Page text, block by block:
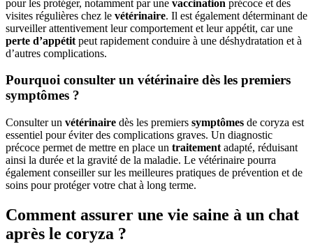
pour les protéger, notamment par une vaccination précoce et des
visites régulières chez le vétérinaire. Il est également déterminant de
surveiller attentivement leur comportement et leur appétit, car une
perte d’appétit peut rapidement conduire à une déshydratation et à
d’autres complications.
Pourquoi consulter un vétérinaire dès les premiers
symptômes ?
Consulter un vétérinaire dès les premiers symptômes de coryza est
essentiel pour éviter des complications graves. Un diagnostic
précoce permet de mettre en place un traitement adapté, réduisant
ainsi la durée et la gravité de la maladie. Le vétérinaire pourra
également conseiller sur les meilleures pratiques de prévention et de
soins pour protéger votre chat à long terme.
Comment assurer une vie saine à un chat
après le coryza ?